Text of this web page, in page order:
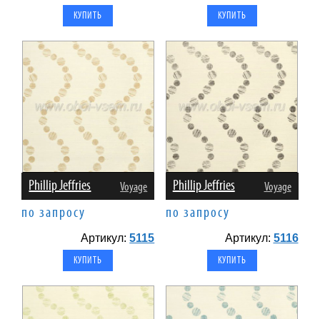
Phillip Jeffries Voyage
по запросу
Артикул:5115
Phillip Jeffries Voyage
по запросу
Артикул: 5116